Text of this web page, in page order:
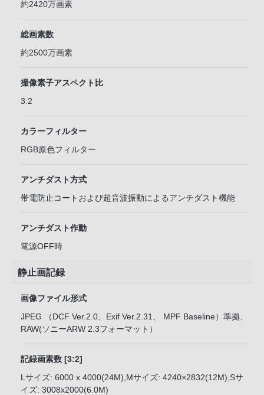
約2420万画素
総画素数
約2500万画素
撮像素子アスペクト比
3:2
カラーフィルター
RGB原色フィルター
アンチダスト方式
帯電防止コートおよび超音波振動によるアンチダスト機能
アンチダスト作動
電源OFF時
静止画記録
画像ファイル形式
JPEG （DCF Ver.2.0、Exif Ver.2.31、 MPF Baseline）準拠、
RAW(ソニーARW 2.3フォーマット）
記録画素数 [3:2]
Lサイズ: 6000 x 4000(24M),Mサイズ: 4240×2832(12M),Sサ
イズ: 3008x2000(6.0M)